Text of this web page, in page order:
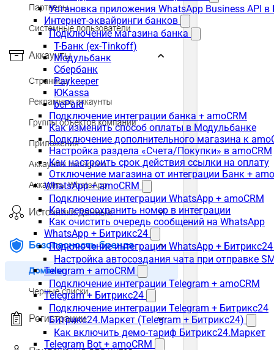
Установка приложения WhatsApp Business API
Интернет-эквайринги банков
Подключение магазина банка
Т-Банк (ex-Tinkoff)
Модульбанк
Сбербанк
Paykeeper
ЮKassa
bePaid
Подключение интеграции банка + amoCRM
Как изменить способ оплаты в Модульбанке
Подключение дополнительного магазина к
Настройка раздела «Счета/Покупки» в amoCRM
Как настроить срок действия ссылки на оплату
Отключение магазина от интеграции Банк +
WhatsApp + amoCRM
Подключение интеграции WhatsApp + amoCRM
Как пересохранить номер в интеграции
Как очистить очередь сообщений на WhatsApp
WhatsApp + Битрикс24
Подключение интеграции WhatsApp + Битрикс24
Настройка автосоздания чата при отправке
Telegram + amoCRM
Подключение интеграции Telegram + amoCRM
Telegram + Битрикс24
Подключение интеграции Telegram + Битрикс24
Битрикс24.Маркет (Telegram + Битрикс24)
Как включить демо-тариф Битрикс24.Маркет
Telegram Bot + amoCRM